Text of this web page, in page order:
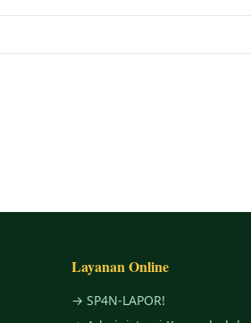
Layanan Online
→ SP4N-LAPOR!